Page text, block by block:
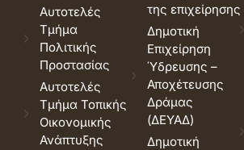
Αυτοτελές
Τμήμα
Πολιτικής
Προστασίας
Αυτοτελές
Τμήμα Τοπικής
Οικονομικής
Ανάπτυξης
της επιχείρησης
Δημοτική
Επιχείρηση
Ύδρευσης –
Αποχέτευσης
Δράμας
(ΔΕΥΑΔ)
Δημοτική